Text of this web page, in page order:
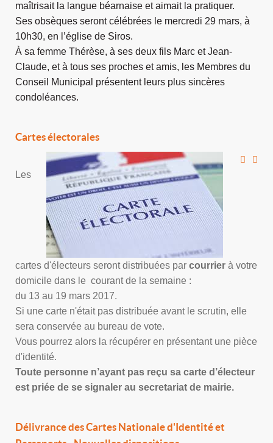
maîtrisait la langue béarnaise et aimait la pratiquer.
Ses obsèques seront célébrées le mercredi 29 mars, à
10h30, en l’église de Siros.
À sa femme Thérèse, à ses deux fils Marc et Jean-
Claude, et à tous ses proches et amis, les Membres du
Conseil Municipal présentent leurs plus sincères
condoléances.
Cartes électorales
Les
cartes d'électeurs seront distribuées par courrier à votre
domicile dans le courant de la semaine :
du 13 au 19 mars 2017.
Si une carte n'était pas distribuée avant le scrutin, elle
sera conservée au bureau de vote.
Vous pourrez alors la récupérer en présentant une pièce
d'identité.
Toute personne n’ayant pas reçu sa carte d’électeur
est priée de se signaler au secretariat de mairie.
Délivrance des Cartes Nationale d'Identité et